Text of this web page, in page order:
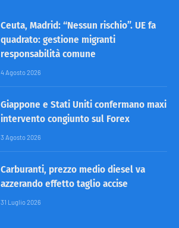
Ceuta, Madrid: “Nessun rischio”. UE fa
quadrato: gestione migranti
responsabilità comune
4 Agosto 2026
Giappone e Stati Uniti confermano maxi
intervento congiunto sul Forex
3 Agosto 2026
Carburanti, prezzo medio diesel va
azzerando effetto taglio accise
31 Luglio 2026